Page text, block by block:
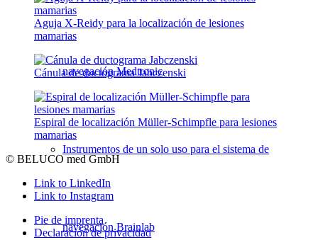
navegación Medtronic
Instrumentos de un solo uso para el sistema de
navegación Brainlab
Aguja X-Reidy para la localización de lesiones
mamarias
Cánula de ductograma Jabczenski
Espiral de localización Müller-Schimpfle para lesiones
mamarias
© BELUCO med GmbH
Link to LinkedIn
Link to Instagram
Pie de imprenta
Declaración de privacidad